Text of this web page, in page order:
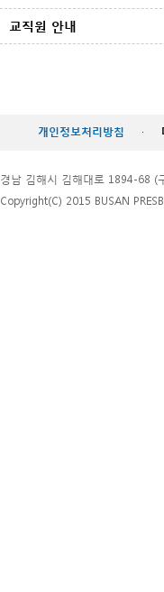
교직원 안내
개인정보처리방침 ·
경남 김해시 김해대로 1894-68
Copyright(C) 2015 BUSAN